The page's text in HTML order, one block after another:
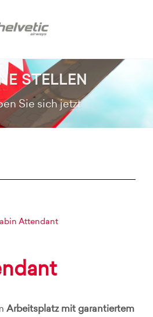
STELLEN
Sie sich jetzt
Attendant
Arbeitsplatz mit garantiertem